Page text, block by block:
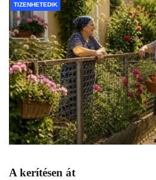
TIZENHETEDIK
A kerítésen át